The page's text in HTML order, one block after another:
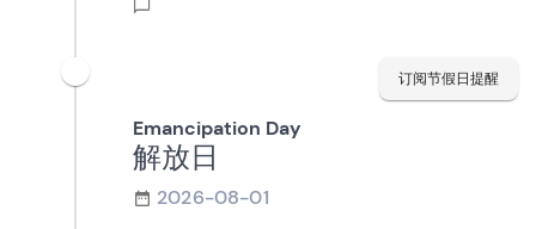
订阅节假日提醒
Emancipation Day
解放日
2026-08-01